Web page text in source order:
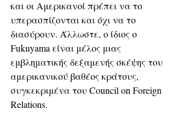
και οι Αμερικανοί πρέπει να το
υπερασπίζονται και όχι να το
διασύρουν. Άλλωστε, ο ίδιος ο
Fukuyama είναι μέλος μιας
εμβληματικής δεξαμενής σκέψης του
αμερικανικού βαθέος κράτους,
συγκεκριμένα του Council on Foreign
Relations.